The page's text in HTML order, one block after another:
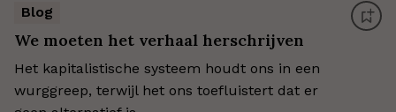
Blog
We moeten het verhaal herschrijven
Het kapitalistische systeem houdt ons in een
wurggreep, terwijl het ons toefluistert dat er